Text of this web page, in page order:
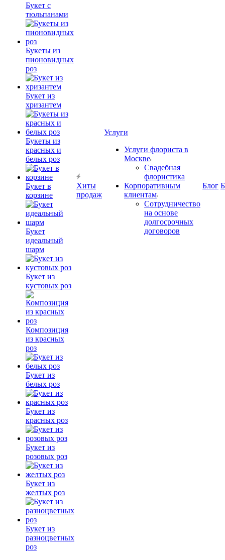
Букет с
тюльпанами
Букеты из
пионовидных
роз
Букет из
хризантем
Букеты из
красных и
белых роз
Букет в
корзине
Букет
идеальный
шарм
Букет из
кустовых роз
Композиция
из красных
роз
Букет из
белых роз
Букет из
красных роз
Букет из
розовых роз
Букет из
желтых роз
Букет из
разноцветных
роз
Хиты
продаж
Услуги
Услуги флориста в
Москве
Свадебная
флористика
Корпоративным
клиентам
Сотрудничество
на основе
долгосрочных
договоров
Блог